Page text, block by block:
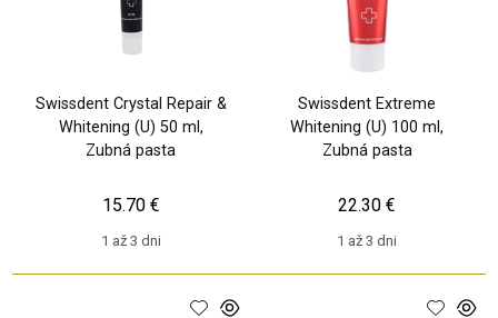
Swissdent Crystal Repair &
Whitening (U) 50 ml,
Zubná pasta
1 až 3 dni
15.70 €
Swissdent Extreme
Whitening (U) 100 ml,
Zubná pasta
1 až 3 dni
22.30 €